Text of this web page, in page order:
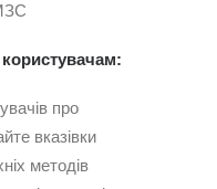
про
вказівки
методів